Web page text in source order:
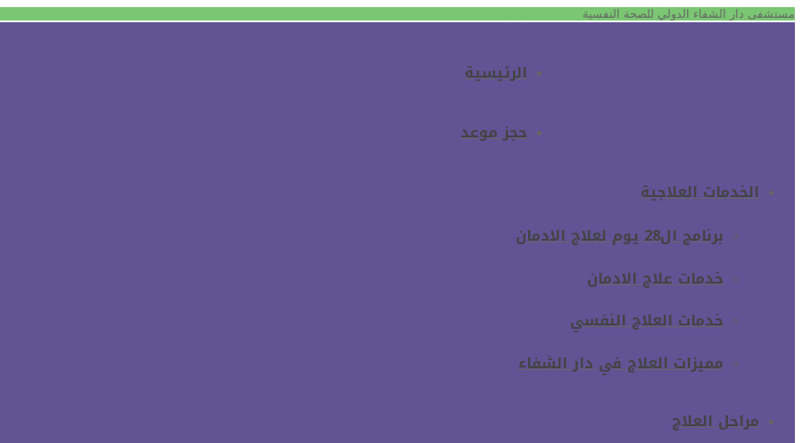
مستشفى دار الشفاء الدولي للصحة النفسية
الرئيسية
حجز موعد
الخدمات العلاجية
برنامج ال28 يوم لعلاج الادمان
خدمات علاج الادمان
خدمات العلاج النفسي
مميزات العلاج في دار الشفاء
مراحل العلاج